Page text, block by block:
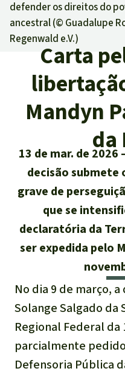
Informar
Quem
Salve a
Quem
FAQ
Contato
Deutsch
English
Español
Français
Italiano
Indonesia
Doar para
África
defender os direitos do
ancestral (© Guadalupe
Regenwald e.V.)
Carta
Mandyn
da
13 de mar. de 2026
decisão submete
grave de
que se
declaratória da
ser expedida pelo
No dia 9 de março,
Solange Salgado da
Regional Federal da
parcialmente
Defensoria Pública